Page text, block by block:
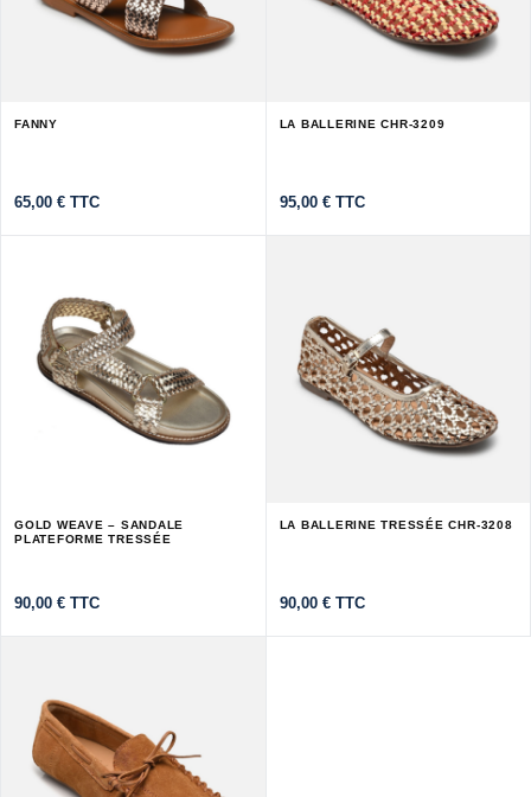
FANNY
65,00 € TTC
LA BALLERINE CHR-3209
95,00 € TTC
GOLD WEAVE – SANDALE
PLATEFORME TRESSÉE
90,00 € TTC
LA BALLERINE TRESSÉE CHR-3208
90,00 € TTC